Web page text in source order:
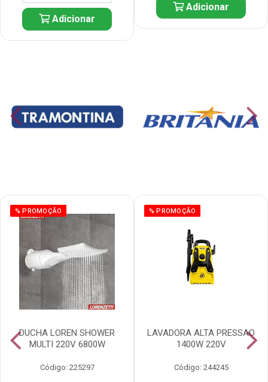
Adicionar
Adicionar
% PROMOÇÃO
DUCHA LOREN SHOWER
MULTI 220V 6800W
Código: 225297
% PROMOÇÃO
LAVADORA ALTA PRESSAO
1400W 220V
Código: 244245